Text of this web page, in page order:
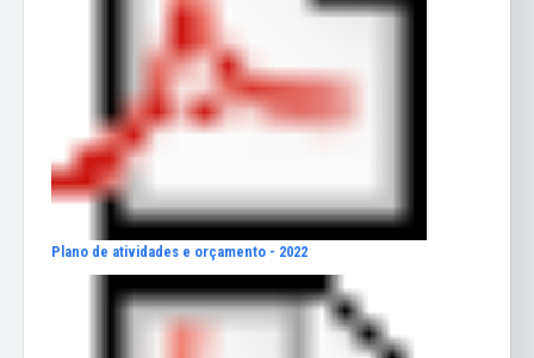
Plano de atividades e orçamento - 2022